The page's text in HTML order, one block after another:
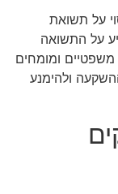
על תשואת
על התשואה
ומומחים
ולהימנע